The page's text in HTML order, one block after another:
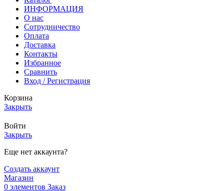
ИНФОРМАЦИЯ
О нас
Сотрудничество
Оплата
Доставка
Контакты
Избранное
Сравнить
Вход / Регистрация
Корзина
Закрыть
Войти
Закрыть
Еще нет аккаунта?
Создать аккаунт
Магазин
0 элементов Заказ